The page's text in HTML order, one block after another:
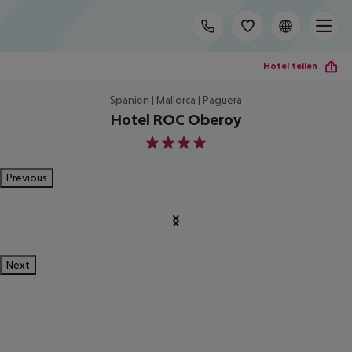
Hotel teilen
Spanien | Mallorca | Paguera
Hotel ROC Oberoy
4
Previous
Next